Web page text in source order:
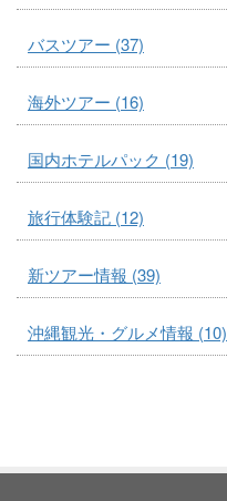
バスツアー (37)
海外ツアー (16)
国内ホテルパック (19)
旅行体験記 (12)
新ツアー情報 (39)
沖縄観光・グルメ情報 (10)